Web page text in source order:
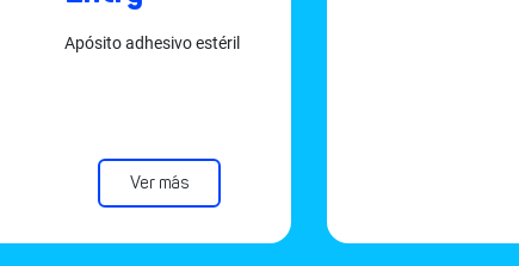
Apósito adhesivo estéril
Ver más